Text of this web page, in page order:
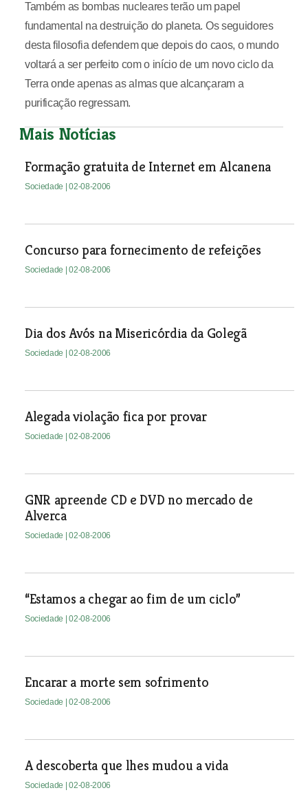
Também as bombas nucleares terão um papel
fundamental na destruição do planeta. Os seguidores
desta filosofia defendem que depois do caos, o mundo
voltará a ser perfeito com o início de um novo ciclo da
Terra onde apenas as almas que alcançaram a
purificação regressam.
Mais Notícias
Formação gratuita de Internet em Alcanena
Sociedade | 02-08-2006
Concurso para fornecimento de refeições
Sociedade | 02-08-2006
Dia dos Avós na Misericórdia da Golegã
Sociedade | 02-08-2006
Alegada violação fica por provar
Sociedade | 02-08-2006
GNR apreende CD e DVD no mercado de
Alverca
Sociedade | 02-08-2006
“Estamos a chegar ao fim de um ciclo”
Sociedade | 02-08-2006
Encarar a morte sem sofrimento
Sociedade | 02-08-2006
A descoberta que lhes mudou a vida
Sociedade | 02-08-2006